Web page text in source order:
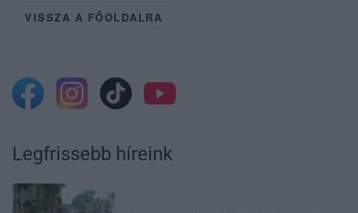
VISSZA A FŐOLDALRA
Legfrissebb híreink